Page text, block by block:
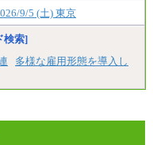
制度あり
ル・経験に応じて、決定
はございません
9/5 (土) 東京
検索]
多様な雇用形態を導入し